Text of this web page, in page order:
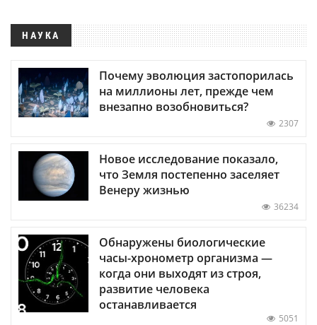
НАУКА
Почему эволюция застопорилась
на миллионы лет, прежде чем
внезапно возобновиться?
2307
Новое исследование показало,
что Земля постепенно заселяет
Венеру жизнью
36234
Обнаружены биологические
часы-хронометр организма —
когда они выходят из строя,
развитие человека
останавливается
5051